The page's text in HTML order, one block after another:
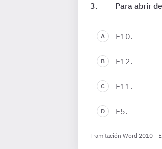
Para abrir
F10.
F12.
F11.
F5.
Tramitación Word 2010 -